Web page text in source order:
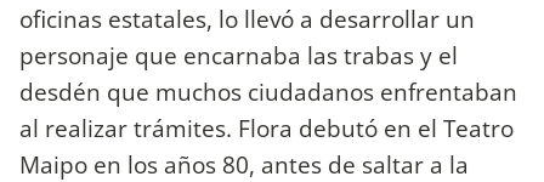
oficinas estatales, lo llevó a desarrollar un
personaje que encarnaba las trabas y el
desdén que muchos ciudadanos enfrentaban
al realizar trámites. Flora debutó en el Teatro
Maipo en los años 80, antes de saltar a la